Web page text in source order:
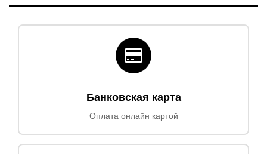
Банковская карта
Оплата онлайн картой